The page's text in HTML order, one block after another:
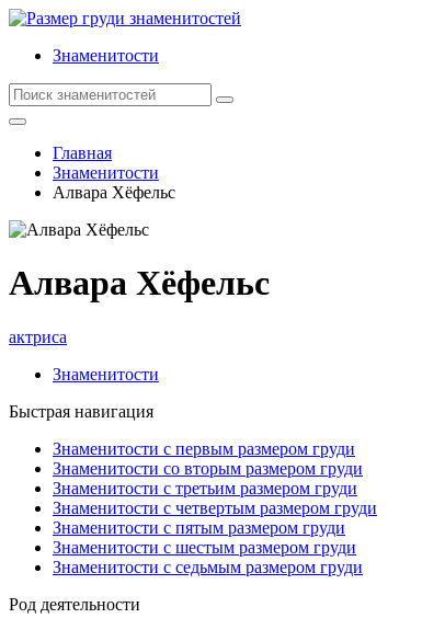
Знаменитости
Главная
Знаменитости
Алвара Хёфельс
Алвара Хёфельс
актриса
Знаменитости
Быстрая навигация
Знаменитости с первым размером груди
Знаменитости со вторым размером груди
Знаменитости с третьим размером груди
Знаменитости с четвертым размером груди
Знаменитости с пятым размером груди
Знаменитости с шестым размером груди
Знаменитости с седьмым размером груди
Род деятельности